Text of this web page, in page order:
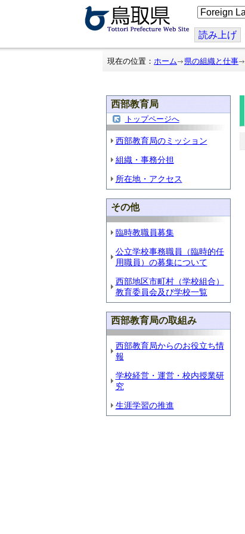
こ
の
ジ
を
翻
読み上げ
現在の位置： ホーム 県の組織と仕事
西部教育局
トップページへ
西部教育局のミッション
組織・事務分担
所在地・アクセス
その他
臨時教職員募集
公立学校事務職員（臨時的任
用職員）の募集について
西部地区市町村（学校組合）
教育委員会及び学校一覧
西部教育局の取組み
西部教育局からのお役立ち情
報
学校経営・運営・校内授業研
究
生涯学習の推進